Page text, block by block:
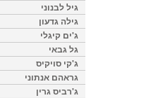
גיל לבנוני
גילה גדעון
ג'ים קיגלי
גל גבאי
ג'קי סויקיס
גראהם אנתוני
ג'רביס גרין